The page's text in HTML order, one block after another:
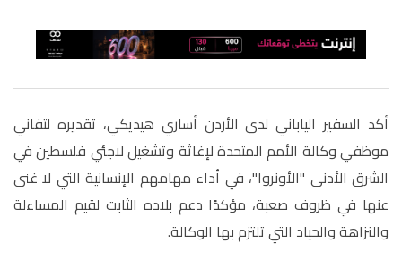
أكد السفير الياباني لدى الأردن أساري هيديكي، تقديره لتفاني
موظفي وكالة الأمم المتحدة لإغاثة وتشغيل لاجئي فلسطين في
الشرق الأدنى "الأونروا"، في أداء مهامهم الإنسانية التي لا غنى
عنها في ظروف صعبة، مؤكدًا دعم بلاده الثابت لقيم المساءلة
والنزاهة والحياد التي تلتزم بها الوكالة.